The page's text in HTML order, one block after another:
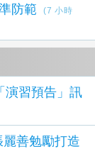
防範
(7 小時
演習預告」訊
善勉勵打造